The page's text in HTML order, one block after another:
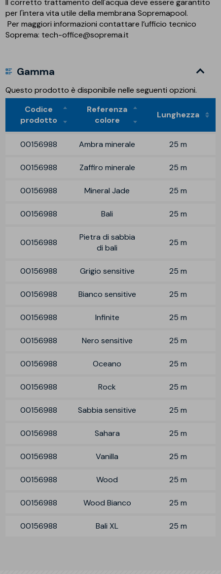
per l'intera vita utile della membrana Sopremapool.
Per maggiori informazioni contattare l’ufficio tecnico
Soprema: tech-office@soprema.it
Gamma
Questo prodotto è disponibile nelle seguenti opzioni.
Codice
prodotto
Referenza
colore
Lunghezza
00156988 Ambra minerale 25 m
00156988 Zaffiro minerale 25 m
00156988 Mineral Jade 25 m
00156988 Bali 25 m
00156988
Pietra di sabbia
di bali
25 m
00156988 Grigio sensitive 25 m
00156988 Bianco sensitive 25 m
00156988 Infinite 25 m
00156988 Nero sensitive 25 m
00156988 Oceano 25 m
00156988 Rock 25 m
00156988 Sabbia sensitive 25 m
00156988 Sahara 25 m
00156988 Vanilla 25 m
00156988 Wood 25 m
00156988 Wood Bianco 25 m
00156988 Bali XL 25 m